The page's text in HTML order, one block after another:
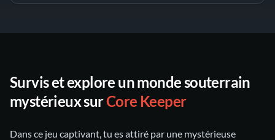
Survis et explore un monde souterrain
mystérieux surCore Keeper
Dans ce jeu captivant, tu es attiré par une mystérieuse